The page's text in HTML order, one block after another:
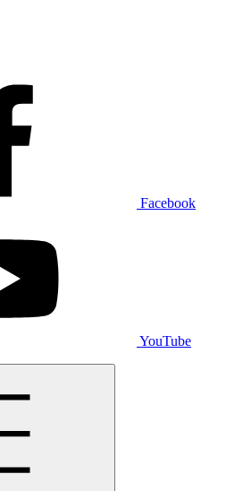
Facebook
YouTube